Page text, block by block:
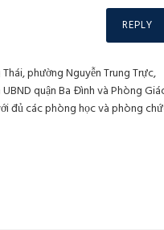
REPLY
phường Nguyễn Trung Trực,
quận Ba Đình và Phòng
đủ các phòng học và phòng